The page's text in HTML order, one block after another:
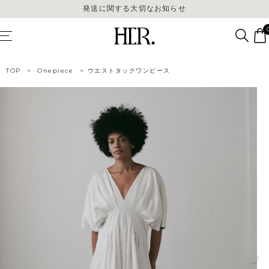
発送に関する大切なお知らせ
発送に関する大切なお知らせ
TOP > Onepiece > ウエストタックワンピース